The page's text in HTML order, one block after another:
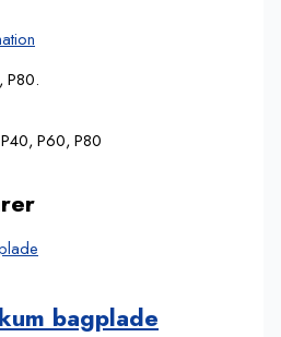
P80.
P40, P60, P80
bagplade